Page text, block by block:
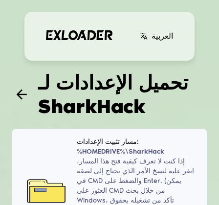
العربية
تحميل الإعدادات لـ
SharkHack
مسار تثبيت الإعدادات:
%HOMEDRIVE%\SharkHack
إذا كنت لا تعرف كيفية فتح هذا المسار،
انقر عليه لنسخ الأمر الذي تحتاج إلى لصقه
في CMD والضغط على Enter. (يمكن
العثور على CMD من خلال بحث
Windows، تأكد من تشغيله بحقوق